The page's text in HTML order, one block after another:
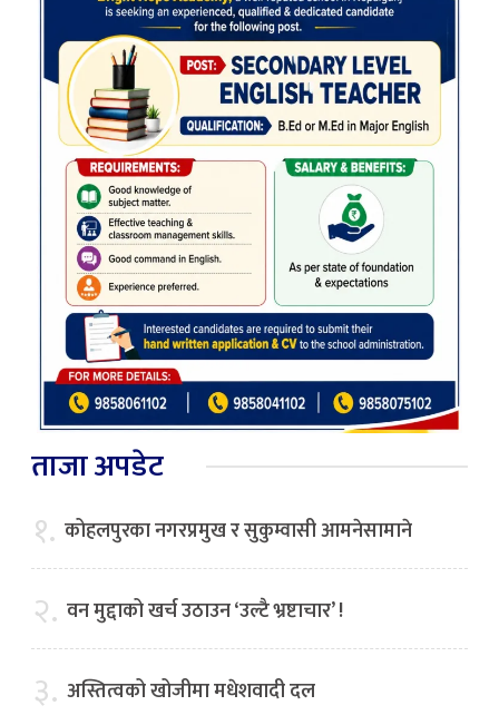
ताजा अपडेट
१. कोहलपुरका नगरप्रमुख र सुकुम्वासी आमनेसामाने
२. वन मुद्दाको खर्च उठाउन ‘उल्टै भ्रष्टाचार’ !
३. अस्तित्वको खोजीमा मधेशवादी दल